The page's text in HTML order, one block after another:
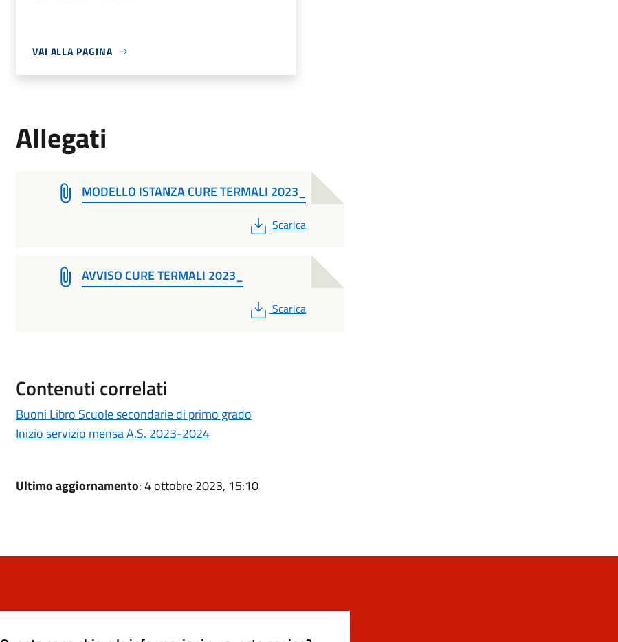
VAI ALLA PAGINA
Allegati
MODELLO ISTANZA CURE TERMALI 2023_
PDF
Scarica
AVVISO CURE TERMALI 2023_
PDF
Scarica
Contenuti correlati
Buoni Libro Scuole secondarie di primo grado
Inizio servizio mensa A.S. 2023-2024
Ultimo aggiornamento: 4 ottobre 2023, 15:10